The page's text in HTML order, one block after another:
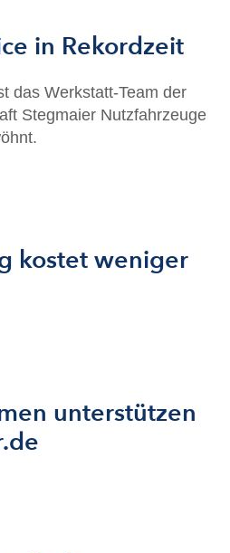
in Rekordzeit
das Werkstatt-Team der
Stegmaier Nutzfahrzeuge
kostet weniger
unterstützen